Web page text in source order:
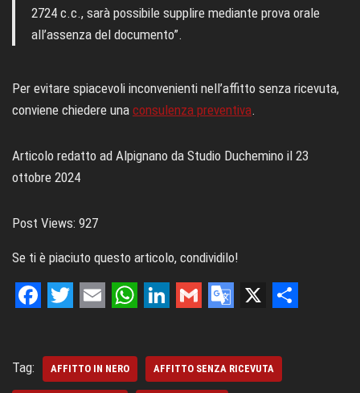
2724 c.c., sarà possibile supplire mediante prova orale
all’assenza del documento”.
Per evitare spiacevoli inconvenienti nell’affitto senza ricevuta,
conviene chiedere una consulenza preventiva.
Articolo redatto ad Alpignano da Studio Duchemino il 23
ottobre 2024
Post Views: 927
Se ti è piaciuto questo articolo, condividilo!
c
i
a
a
n
a
o
a
Tag: AFFITTO IN NERO AFFITTO SENZA RICEVUTA